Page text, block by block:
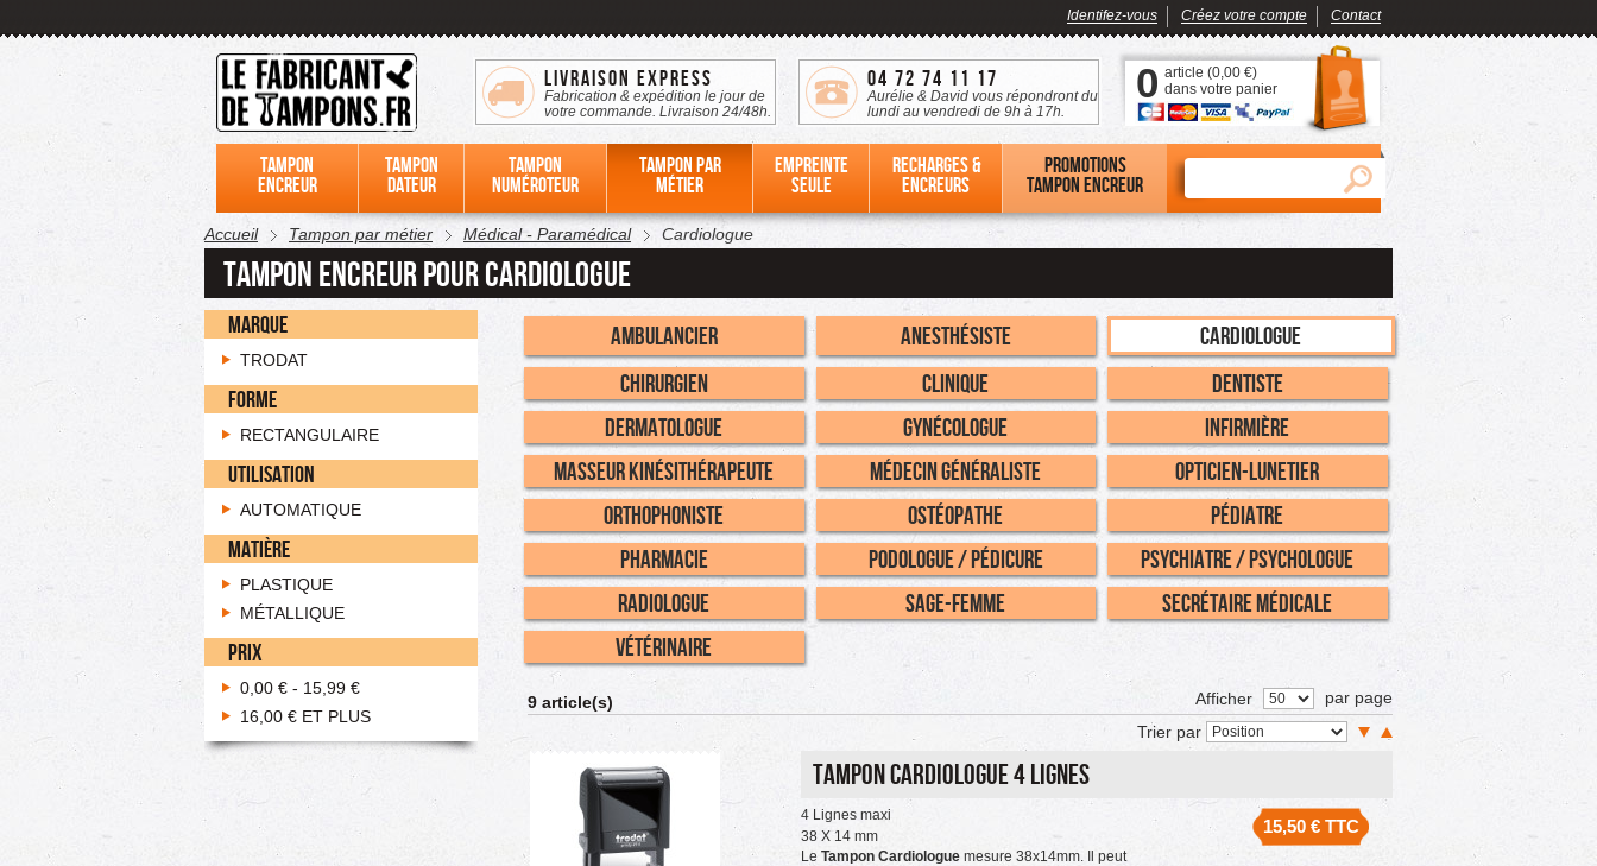
Identifez-vous Créez votre compte Contact
Livraison Express
Fabrication & expédition le jour de
votre commande. Livraison 24/48h.
04 72 74 11 17
Aurélie & David vous répondront du
lundi au vendredi de 9h à 17h.
0 article (0,00 €)
dans votre panier
Tampon
encreur
Tampon
dateur
Tampon
numéroteur
Tampon par
métier
Empreinte
seule
Recharges &
Encreurs
Promotions
tampon encreur
Accueil Tampon par métier Médical - Paramédical Cardiologue
Tampon encreur pour cardiologue
Ambulancier Anesthésiste
Cardiologue
Chirurgien
Clinique
Dentiste
Dermatologue
Gynécologue
Infirmière
Masseur Kinésithérapeute
Médecin Généraliste
Opticien-Lunetier
Orthophoniste
Ostéopathe
Pédiatre
Pharmacie
Podologue / Pédicure
Psychiatre / Psychologue
Radiologue
Sage-Femme
Secrétaire Médicale
Vétérinaire
9 article(s) Afficher
par page
Trier par
Tampon Cardiologue 4 Lignes
15,50 €TTC
4 Lignes maxi
38 X 14 mm
Le Tampon Cardiologue mesure 38x14mm. Il peut
MARQUE
TRODAT
FORME
RECTANGULAIRE
UTILISATION
AUTOMATIQUE
MATIÈRE
PLASTIQUE
MÉTALLIQUE
PRIX
0,00 € - 15,99 €
16,00 € ET PLUS